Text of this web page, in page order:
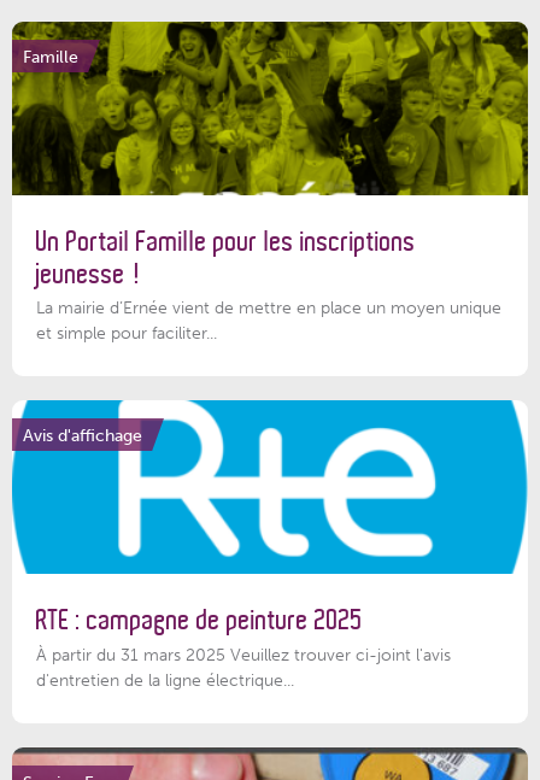
Famille
Un Portail Famille pour les inscriptions
jeunesse !
La mairie d’Ernée vient de mettre en place un moyen unique
et simple pour faciliter...
Avis d'affichage
RTE : campagne de peinture 2025
À partir du 31 mars 2025 Veuillez trouver ci-joint l'avis
d'entretien de la ligne électrique...